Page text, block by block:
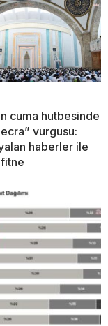
cuma hutbesinde
vurgusu:
haberler ile